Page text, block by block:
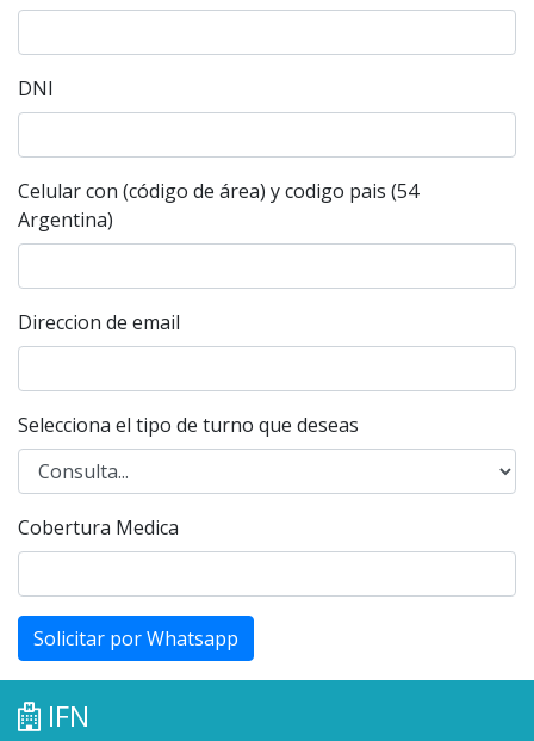
DNI
Celular con (código de área) y codigo pais (54
Argentina)
Direccion de email
Selecciona el tipo de turno que deseas
Cobertura Medica
Solicitar por Whatsapp
IFN